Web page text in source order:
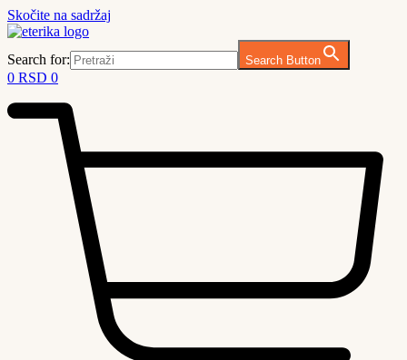
Skočite na sadržaj
Search for: Search Button
0 RSD 0